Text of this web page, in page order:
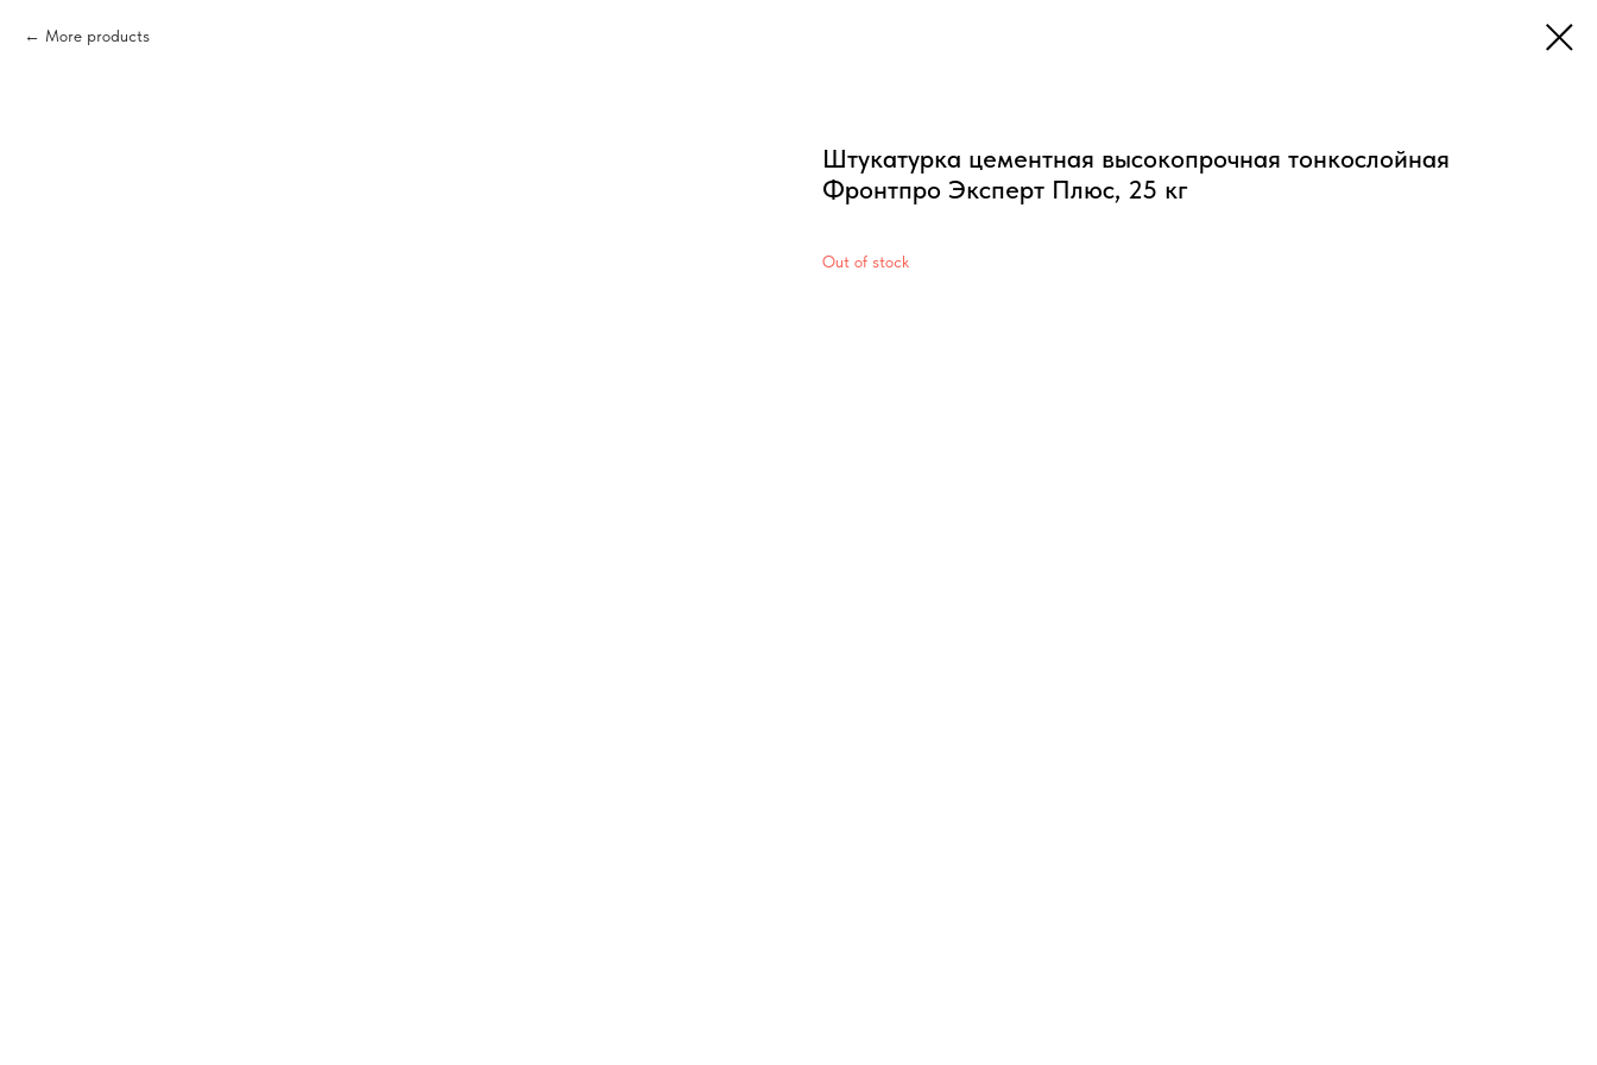
More products
Штукатурка цементная высокопрочная тонкослойная
Фронтпро Эксперт Плюс, 25 кг
Out of stock